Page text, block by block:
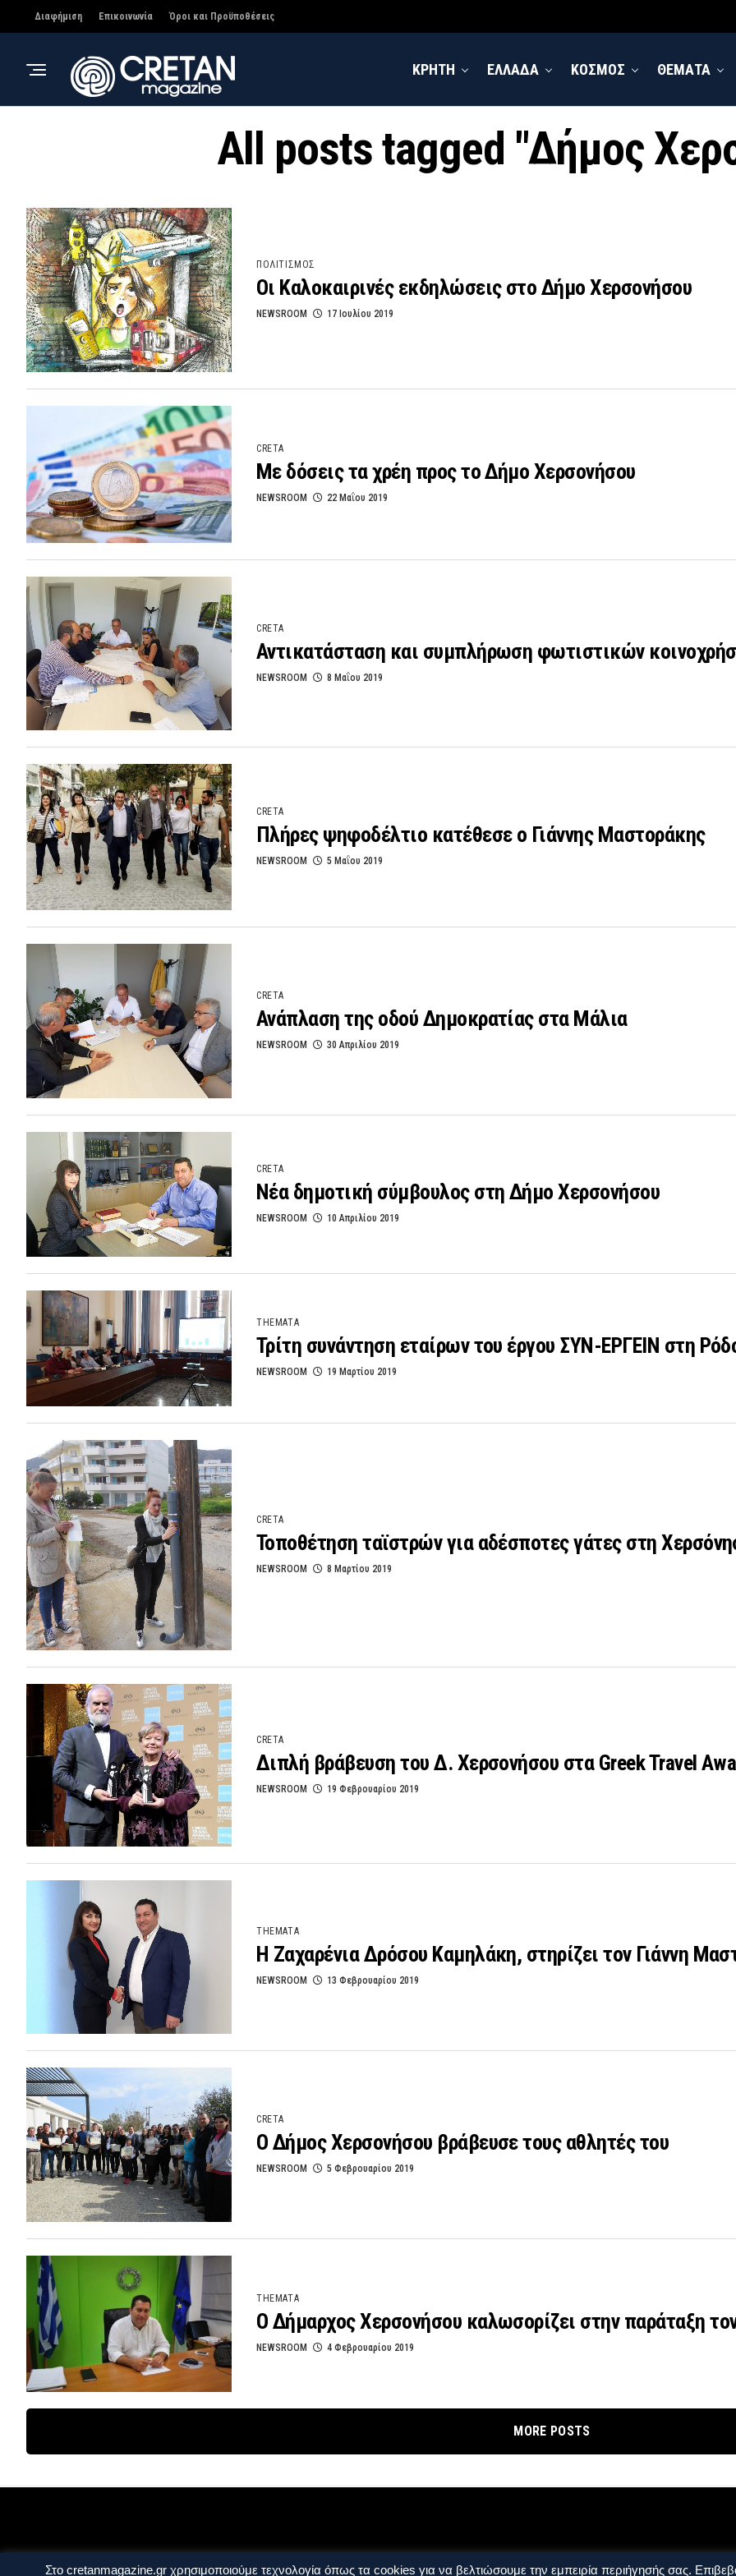
Διαφήμιση Επικοινωνία Όροι και Προϋποθέσεις
ΚΡΗΤΗ ΕΛΛΑΔΑ ΚΟΣΜΟΣ ΘΕΜΑΤΑ
All posts tagged "Δήμος
ΠΟΛΙΤΙΣΜΟΣ
Οι Καλοκαιρινές εκδηλώσεις στο Δήμο Χερσονήσου
NEWSROOM 17 Ιουλίου 2019
CRETA
Με δόσεις τα χρέη προς το Δήμο Χερσονήσου
NEWSROOM 22 Μαΐου 2019
CRETA
Αντικατάσταση και συμπλήρωση φωτιστικών
NEWSROOM 8 Μαΐου 2019
CRETA
Πλήρες ψηφοδέλτιο κατέθεσε ο Γιάννης Μαστοράκης
NEWSROOM 5 Μαΐου 2019
CRETA
Ανάπλαση της οδού Δημοκρατίας στα Μάλια
NEWSROOM 30 Απριλίου 2019
CRETA
Νέα δημοτική σύμβουλος στη Δήμο Χερσονήσου
NEWSROOM 10 Απριλίου 2019
THEMATA
Τρίτη συνάντηση εταίρων του έργου ΣΥΝ-ΕΡΓΕΙΝ στη
NEWSROOM 19 Μαρτίου 2019
CRETA
Τοποθέτηση ταϊστρών για αδέσποτες γάτες στη
NEWSROOM 8 Μαρτίου 2019
CRETA
Διπλή βράβευση του Δ. Χερσονήσου στα Greek Travel
NEWSROOM 19 Φεβρουαρίου 2019
THEMATA
H Ζαχαρένια Δρόσου Καμηλάκη, στηρίζει τον Γιάννη
NEWSROOM 13 Φεβρουαρίου 2019
CRETA
Ο Δήμος Χερσονήσου βράβευσε τους αθλητές του
NEWSROOM 5 Φεβρουαρίου 2019
THEMATA
O Δήμαρχος Χερσονήσου καλωσορίζει στην παράταξη
NEWSROOM 4 Φεβρουαρίου 2019
MORE POSTS
Στο cretanmagazine.gr χρησιμοποιούμε τεχνολογία όπως τα cookies για να βελτιώσουμε την εμπειρία περιήγησής σας.